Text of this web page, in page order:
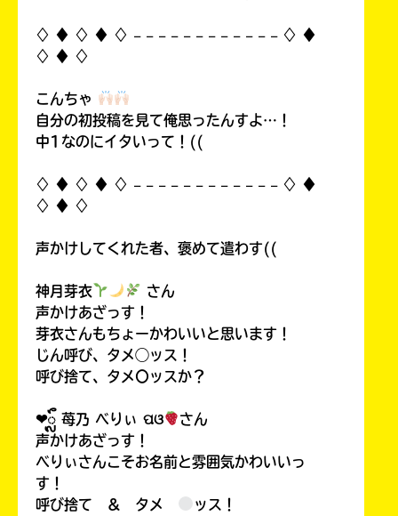
♢ ♦︎ ♢ ♦︎ ♢ 𓐄 𓐄 𓐄 𓐄 𓐄 𓐄 𓐄 𓐄 𓐄 𓐄 𓐄 𓐄 ♢ ♦︎
♢ ♦︎ ♢
こんちゃ
自分の初投稿を見て俺思ったんすよ…！
中1なのにイタいって！((
♢ ♦︎ ♢ ♦︎ ♢ 𓐄 𓐄 𓐄 𓐄 𓐄 𓐄 𓐄 𓐄 𓐄 𓐄 𓐄 𓐄 ♢ ♦︎
♢ ♦︎ ♢
声かけしてくれた者、褒めて遣わす((
神月芽衣
さん
声かけあざっす！
芽衣さんもちょーかわいいと思います！
じん呼び、タメ◯ッス！
呼び捨て、タメ〇ッスか？
❤︎ᬼ 苺乃 べりぃ ପଓ
さん
声かけあざっす！
べりぃさんこそお名前と雰囲気かわいいっ
す！
呼び捨て ＆ タメ
ッス！